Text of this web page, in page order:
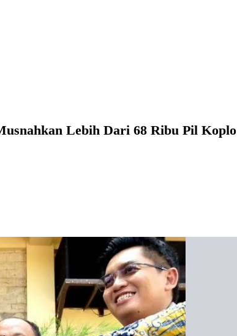
Lebih Dari 68 Ribu Pil Koplo